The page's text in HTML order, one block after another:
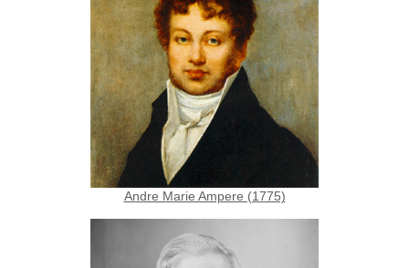
Andre Marie Ampere (1775)